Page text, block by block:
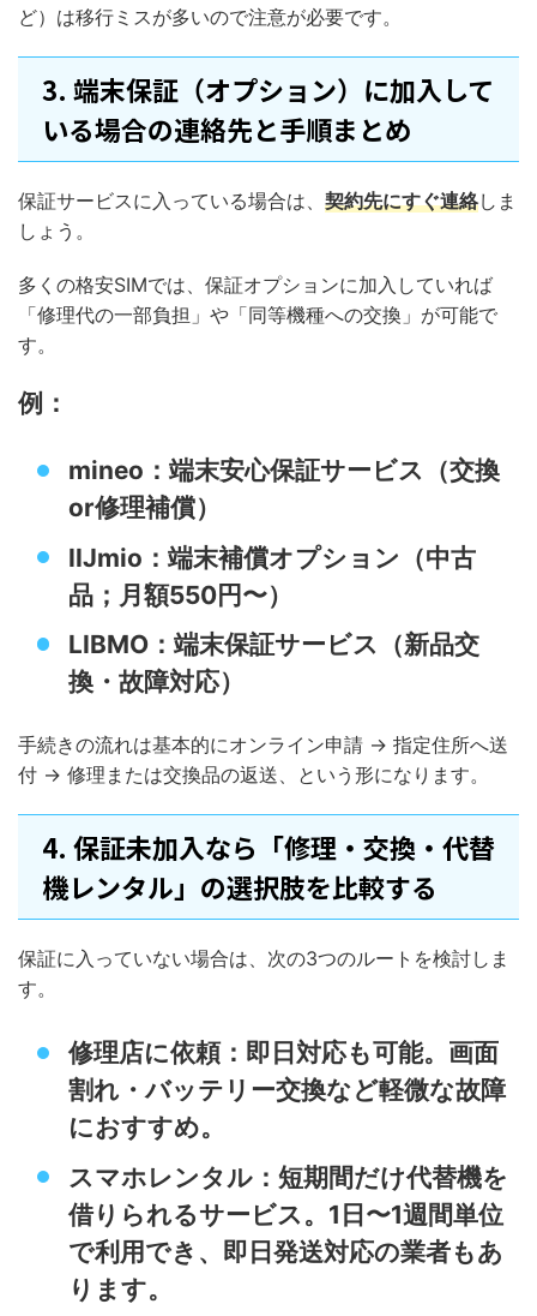
ど）は移行ミスが多いので注意が必要です。
3. 端末保証（オプション）に加入して
いる場合の連絡先と手順まとめ
保証サービスに入っている場合は、 契約先にすぐ連絡しま
しょう。
多くの格安SIMでは、保証オプションに加入していれば
「修理代の一部負担」や「同等機種への交換」が可能で
す。
例：
mineo：端末安心保証サービス（交換
or修理補償）
IIJmio：端末補償オプション（中古
品；月額550円〜）
LIBMO：端末保証サービス（新品交
換・故障対応）
手続きの流れは基本的にオンライン申請 → 指定住所へ送
付 → 修理または交換品の返送、という形になります。
4. 保証未加入なら「修理・交換・代替
機レンタル」の選択肢を比較する
保証に入っていない場合は、次の3つのルートを検討しま
す。
修理店に依頼：即日対応も可能。画面
割れ・バッテリー交換など軽微な故障
におすすめ。
スマホレンタル：短期間だけ代替機を
借りられるサービス。1日〜1週間単位
で利用でき、即日発送対応の業者もあ
ります。